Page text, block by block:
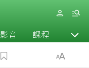
影音 課程 退休